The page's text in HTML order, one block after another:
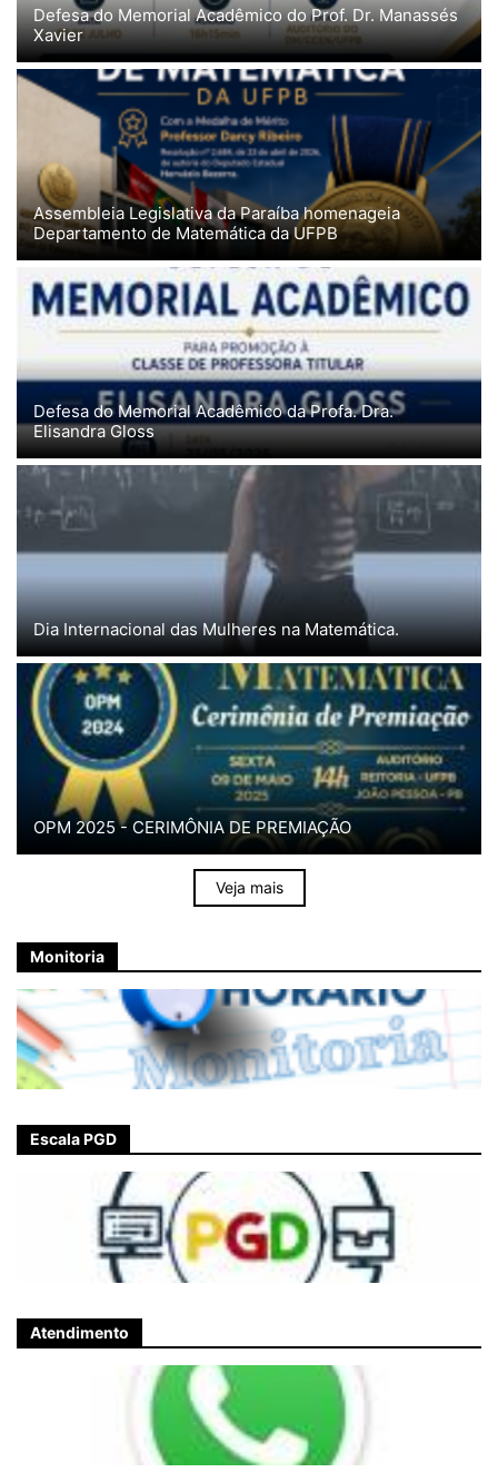
Defesa do Memorial Acadêmico do Prof. Dr. Manassés
Xavier
Assembleia Legislativa da Paraíba homenageia
Departamento de Matemática da UFPB
Defesa do Memorial Acadêmico da Profa. Dra.
Elisandra Gloss
Dia Internacional das Mulheres na Matemática.
OPM 2025 - CERIMÔNIA DE PREMIAÇÃO
Veja mais
Monitoria
Escala PGD
Atendimento